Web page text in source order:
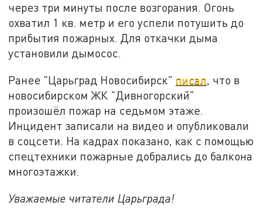
через три минуты после возгорания. Огонь
охватил 1 кв. метр и его успели потушить до
прибытия пожарных. Для откачки дыма
установили дымосос.
Ранее "Царьград Новосибирск" писал, что в
новосибирском ЖК "Дивногорский"
произошёл пожар на седьмом этаже.
Инцидент записали на видео и опубликовали
в соцсети. На кадрах показано, как с помощью
спецтехники пожарные добрались до балкона
многоэтажки.
Уважаемые читатели Царьграда!